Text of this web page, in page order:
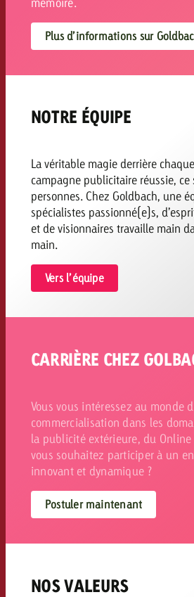
Plus d’informations sur
NOTRE ÉQUIPE
La véritable magie derrière chaque
campagne publicitaire réussie, ce
personnes. Chez Goldbach, une
spécialistes passionné(e)s,
et de visionnaires travaille main
main.
Vers l’équipe
CARRIÈRE CHEZ
Vous vous intéressez au monde
commercialisation dans les
la publicité extérieure, du Online
vous souhaitez participer à un
innovant et dynamique ?
Postuler maintenant
NOS VALEURS